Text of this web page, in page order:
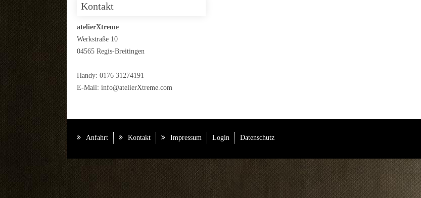
Kontakt
atelierXtreme
Werkstraße 10
04565 Regis-Breitingen
Handy: 0176 31274191
E-Mail: info@atelierXtreme.com
Anfahrt Kontakt Impressum Login Datenschutz